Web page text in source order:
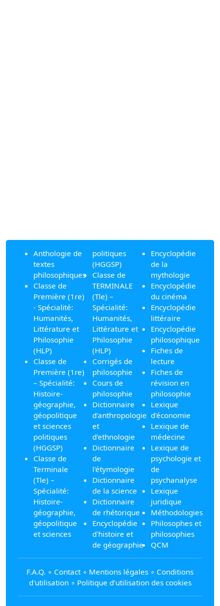
Anthologie de
textes
philosophiques
Classe de
Première (1re)
- Spécialité:
Humanités,
Littérature et
Philosophie
(HLP)
Classe de
Première (1re)
– Spécialité:
Histoire-
géographie,
géopolitique
et sciences
politiques
(HGGSP)
Classe de
Terminale
(Tle) –
Spécialité:
Histoire-
géographie,
géopolitique
et sciences
politiques
(HGGSP)
Classe de
TERMINALE
(Tle) –
Spécialité:
Humanités,
Littérature et
Philosophie
(HLP)
Corrigés de
philosophie
Cours de
philosophie
Dictionnaire
d'anthropologie
et
d'ethnologie
Dictionnaire
de
l'étymologie
Dictionnaire
de la science
Dictionnaire
de rhétorique
Encyclopédie
d'histoire et
de géographie
Encyclopédie
de la
mythologie
Encyclopédie
du cinéma
Encyclopédie
littéraire
Encyclopédie
philosophique
Fiches de
lecture
Fiches de
révision en
philosophie
Lexique
d'économie
Lexique de
médecine
Lexique de
psychologie et
de
psychanalyse
Lexique
juridique
Méthodologies
Philosophes et
philosophies
QCM
F.A.Q. ∘ Contact ∘ Mentions légales ∘ Conditions
d'utilisation∘ Politique d’utilisation des cookies